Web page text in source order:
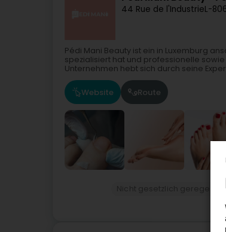
44 Rue de l'IndustrieL-
Pédi Mani Beauty ist ein in Luxemburg
spezialisiert hat und professionelle
Unternehmen hebt sich durch seine
Website Route
Nicht gesetzlich geregelte